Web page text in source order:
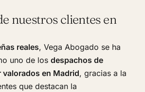
nuestros clientes en
reales, Vega Abogado se ha
uno de los despachos de
valorados en Madrid, gracias a la
que destacan la